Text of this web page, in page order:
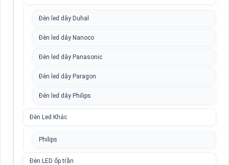
Đèn led dây Duhal
Đèn led dây Nanoco
Đèn led dây Panasonic
Đèn led dây Paragon
Đèn led dây Philips
Đèn Led Khác
Philips
Đèn LED ốp trần